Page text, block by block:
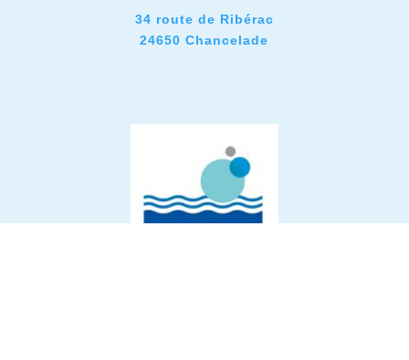
34 route de Ribérac
24650 Chancelade